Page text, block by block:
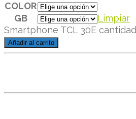
COLOR
GB
Limpiar
Smartphone TCL 30E cantidad
Añadir al carrito